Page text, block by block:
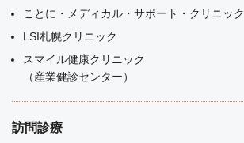
ことに・メディカル・サポート・クリニック
LSI札幌クリニック
スマイル健康クリニック
（産業健診センター）
訪問診療